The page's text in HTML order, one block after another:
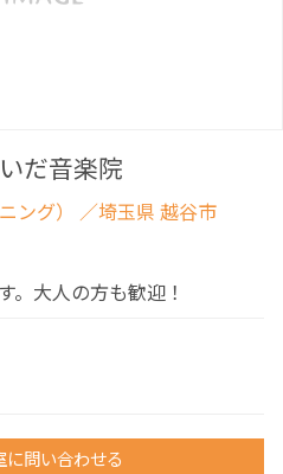
だ音楽院
ング） ／埼玉県 越谷市
。大人の方も歓迎！
に問い合わせる